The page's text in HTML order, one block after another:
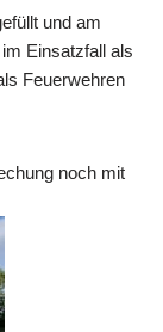
und am
Einsatzfall als
Feuerwehren
noch mit